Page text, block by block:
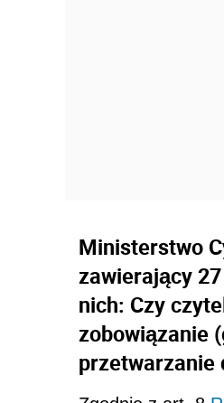
Ministerstwo
zawierający
nich: Czy
zobowiązanie
przetwarzanie